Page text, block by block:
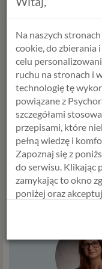
potrzebuje
i aby się uwolnić z
terapii uzależnień.
Alicja Krawczyk
psycholog >
raktyk Terapii
na Rozwiązaniu
WYBIERZ
USŁUGA
Na naszych
cookie, do zbierania
celu
ruchu na stronach i
technologię tę
powiązane z
szczegółami
przepisami, które
pełną wiedzę i
Zapoznaj się z
do serwisu. Klikając
zamykając to okno
poniżej oraz
Z dniem 25 maja
Rozporządzenie